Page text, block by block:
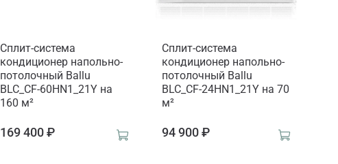
Сплит-система
кондиционер напольно-
потолочный Ballu
BLC_CF-60HN1_21Y на
160 м²
169 400 ₽
Сплит-система
кондиционер напольно-
потолочный Ballu
BLC_CF-24HN1_21Y на 70
м²
94 900 ₽